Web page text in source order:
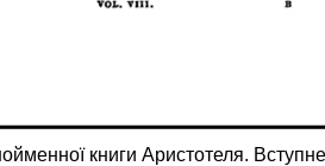
книги Аристотеля.